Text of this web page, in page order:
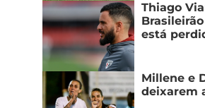
Thiago
está
Millene e
deixarem